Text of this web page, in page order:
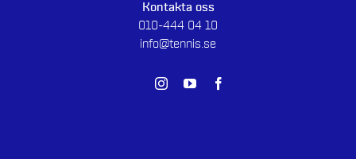
Kontakta oss
010-444 04 10
info@tennis.se